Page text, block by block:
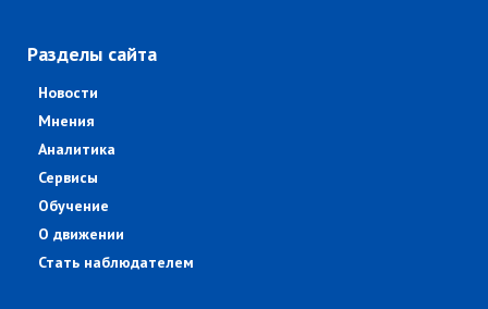
Разделы сайта
Новости
Мнения
Аналитика
Сервисы
Обучение
О движении
Стать наблюдателем